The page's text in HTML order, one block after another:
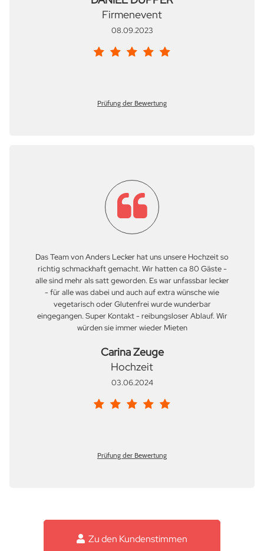
Firmenevent
08.09.2023
Prüfung der Bewertung
Das Team von Anders Lecker hat uns unsere Hochzeit so
richtig schmackhaft gemacht. Wir hatten ca 80 Gäste -
alle sind mehr als satt geworden. Es war unfassbar lecker
- für alle was dabei und auch auf extra wünsche wie
vegetarisch oder Glutenfrei wurde wunderbar
eingegangen. Super Kontakt - reibungsloser Ablauf. Wir
würden sie immer wieder Mieten
Carina Zeuge
Hochzeit
03.06.2024
Prüfung der Bewertung
Zu den Kundenstimmen